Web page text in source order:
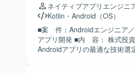
ネイティブアプリエンジニ
Kotlin ・ Android（OS）
■案 件：Androidエンジニア
アプリ開発 ■内 容： 株式投資
Androidアプリの最適な技術選